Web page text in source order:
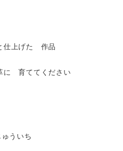
仕上げた 作品
に 育ててください
ういち